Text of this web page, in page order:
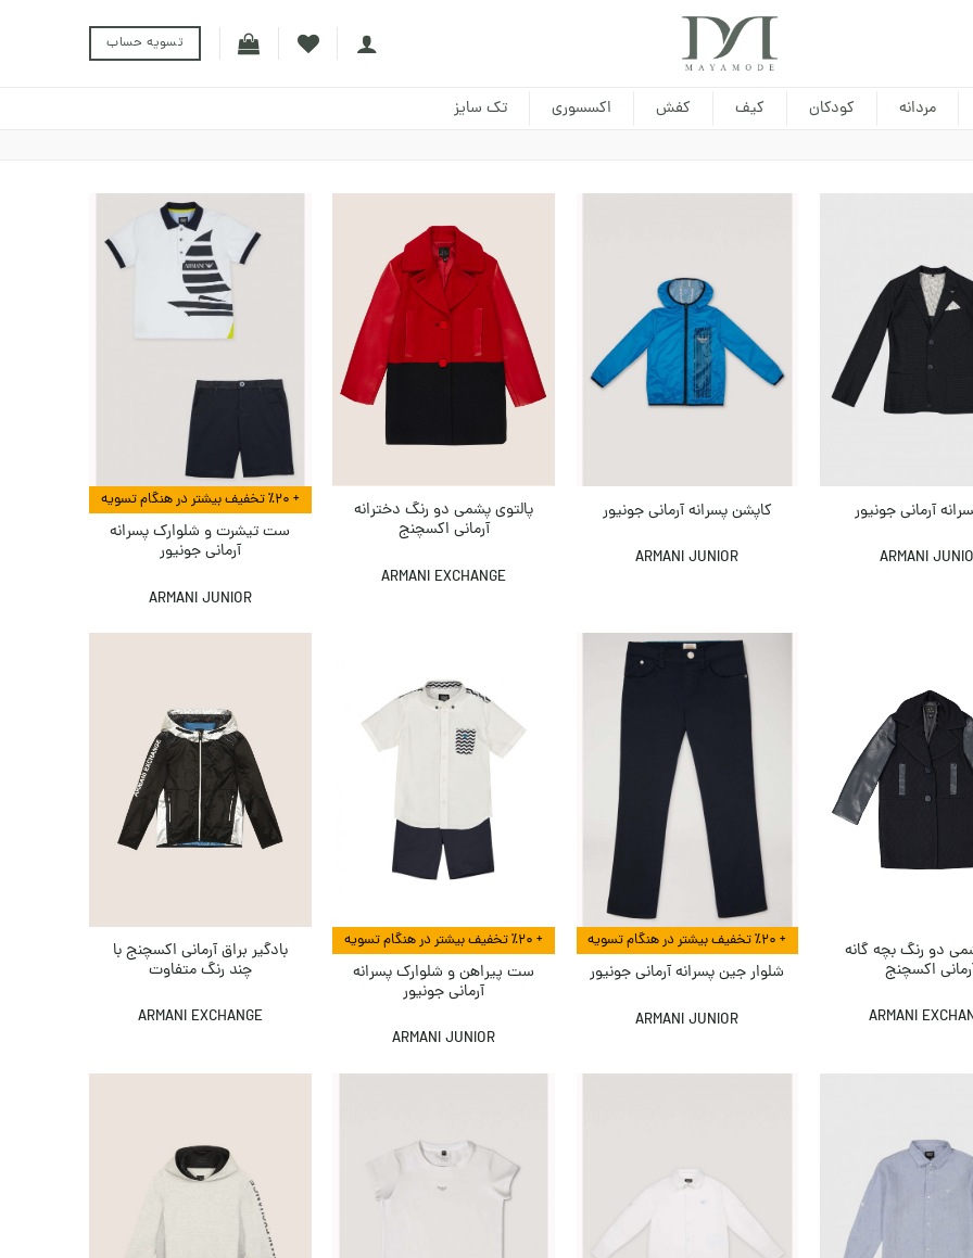
تسویه حساب
مردانه کودکان کیف کفش اکسسوری تک سایز
آرمانی جونیور
ARMANI
کاپشن پسرانه آرمانی جونیور
ARMANI JUNIOR
پالتوی پشمی دو رنگ دخترانه
آرمانی اکسچنج
ARMANI EXCHANGE
+ ٪۲۰ تخفیف بیشتر در هنگام تسویه
ست تیشرت و شلوارک پسرانه
آرمانی جونیور
ARMANI JUNIOR
دو رنگ بچه گانه
اکسچنج
ARMANI
+ ٪۲۰ تخفیف بیشتر در هنگام تسویه
شلوار جین پسرانه آرمانی جونیور
ARMANI JUNIOR
+ ٪۲۰ تخفیف بیشتر در هنگام تسویه
ست پیراهن و شلوارک پسرانه
آرمانی جونیور
ARMANI JUNIOR
بادگیر براق آرمانی اکسچنج با
چند رنگ متفاوت
ARMANI EXCHANGE